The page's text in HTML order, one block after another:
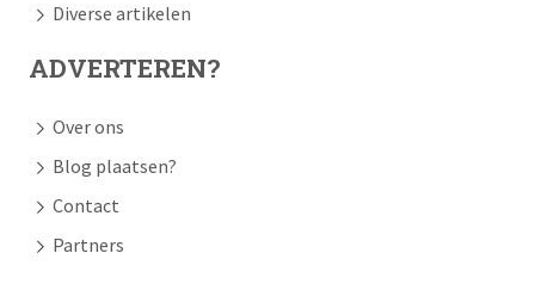
Diverse artikelen
ADVERTEREN?
Over ons
Blog plaatsen?
Contact
Partners